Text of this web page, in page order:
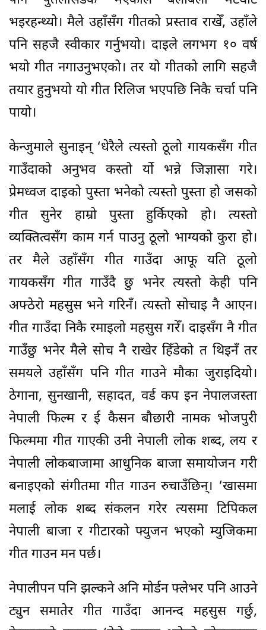
भइरहन्थ्यो। मैले उहाँसँग गीतको प्रस्ताव राखेँ, उहाँले
पनि सहजै स्वीकार गर्नुभयो। दाइले लगभग १० वर्ष
भयो गीत नगाउनुभएको। तर यो गीतको लागि सहजै
तयार हुनुभयो यो गीत रिलिज भएपछि निकै चर्चा पनि
पायो।
केन्जुमाले सुनाइन् ‘धेरैले त्यस्तो ठूलो गायकसँग गीत
गाउँदाको अनुभव कस्तो र्यो भन्ने जिज्ञासा गरे।
प्रेमध्वज दाइको पुस्ता भनेको त्यस्तो पुस्ता हो जसको
गीत सुनेर हाम्रो पुस्ता हुर्किएको हो। त्यस्तो
व्यक्तित्वसँग काम गर्न पाउनु ठूलो भाग्यको कुरा हो।
तर मैले उहाँसँग गीत गाउँदा आफू यति ठूलो
गायकसँग गीत गाउँदै छु भनेर त्यस्तो केही पनि
अफ्ठेरो महसुस भने गरिनँ। त्यस्तो सोचाइ नै आएन।
गीत गाउँदा निकै रमाइलो महसुस गरेँ। दाइसँग नै गीत
गाउँछु भनेर मैले सोच नै राखेर हिँडेको त थिइनँ तर
समयले उहाँसँग पनि गीत गाउने मौका जुराइदियो।
ठेगाना, सुनखानी, सहादत, वर्ड कप इन नेपालजस्ता
नेपाली फिल्म र ई कैसन बौछारी नामक भोजपुरी
फिल्ममा गीत गाएकी उनी नेपाली लोक शब्द, लय र
नेपाली लोकबाजामा आधुनिक बाजा समायोजन गरी
बनाइएको संगीतमा गीत गाउन रुचाउँछिन्। ‘खासमा
मलाई लोक शब्द संकलन गरेर त्यसमा टिपिकल
नेपाली बाजा र गीटारको फ्युजन भएको म्युजिकमा
गीत गाउन मन पर्छ।
नेपालीपन पनि झल्कने अनि मोर्डन फ्लेभर पनि आउने
ट्युन समातेर गीत गाउँदा आनन्द महसुस गर्छु,